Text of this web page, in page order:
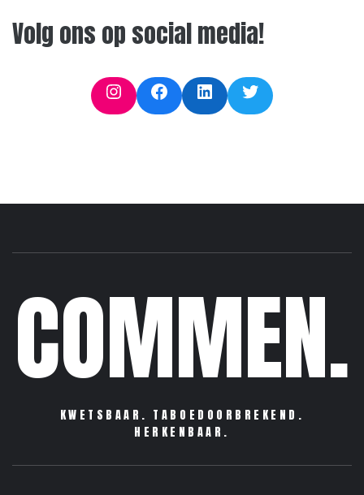
Volg ons op social media!
InstagramFacebookLinkedInTwitter
COMMEN.
KWETSBAAR. TABOEDOORBREKEND.
HERKENBAAR.